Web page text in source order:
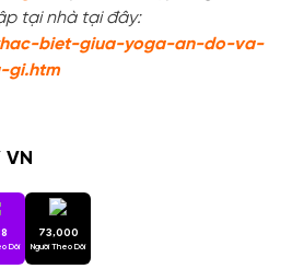
tại nhà tại đây:
biet-giua-yoga-an-do-va-
gi.htm
VN
Dõi
73,000
Người Theo Dõi